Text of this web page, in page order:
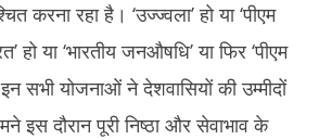
करना रहा है। ‘उज्ज्वला’ हो या ‘पीएम
हो या ‘भारतीय जनऔषधि’ या फिर ‘पीएम
सभी योजनाओं ने देशवासियों की उम्मीदों
इस दौरान पूरी निष्ठा और सेवाभाव के